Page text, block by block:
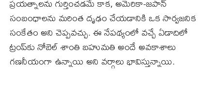
ప్రయత్నాలను గుర్తించడమే కాక, అమెరికా-జపాన్
సంబంధాలను మరింత దృఢం చేయడానికి ఒక సార్వజనిక
సంకేతం అని చెప్పవచ్చు. ఈ నేపథ్యంలో వచ్చే ఏడాదిలో
ట్రంప్‌కు నోబెల్ శాంతి బహుమతి అందే అవకాశాలు
గణనీయంగా ఉన్నాయి అని వర్గాలు భావిస్తున్నాయి.